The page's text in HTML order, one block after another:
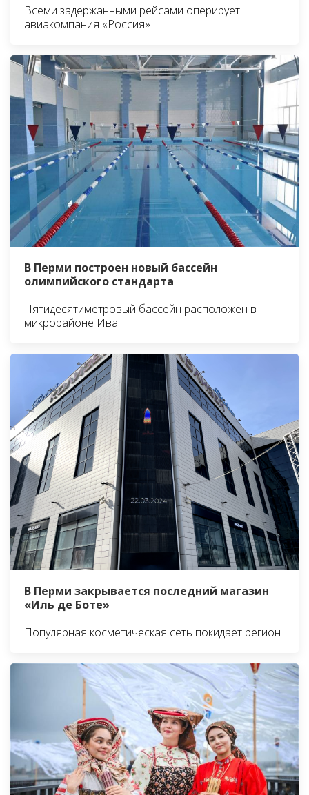
Всеми задержанными рейсами оперирует
авиакомпания «Россия»
В Перми построен новый бассейн
олимпийского стандарта
Пятидесятиметровый бассейн расположен в
микрорайоне Ива
В Перми закрывается последний магазин
«Иль де Боте»
Популярная косметическая сеть покидает регион